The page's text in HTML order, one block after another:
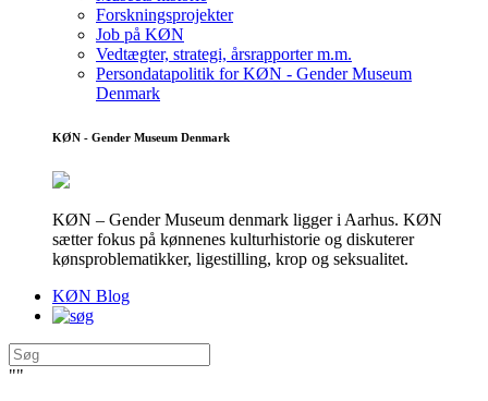
Forskningsprojekter
Job på KØN
Vedtægter, strategi, årsrapporter m.m.
Persondatapolitik for KØN - Gender Museum
Denmark
KØN - Gender Museum Denmark
KØN – Gender Museum denmark ligger i Aarhus. KØN
sætter fokus på kønnenes kulturhistorie og diskuterer
kønsproblematikker, ligestilling, krop og seksualitet.
KØN Blog
""